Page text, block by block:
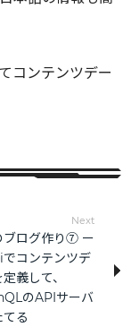
コンテンツデー
Next
ブログ作り⑦ ー
コンテンツデ
義して、
のAPIサーバ
る